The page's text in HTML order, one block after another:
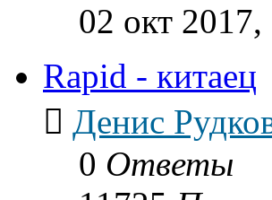
02 окт
Rapid - китаец
Денис
0 Ответы